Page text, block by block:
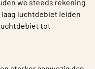
we steeds rekening
luchtdebiet leiden
tot